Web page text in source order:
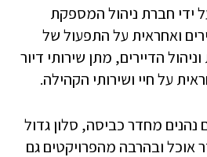
ידי חברת ניהול המספקת
ואחראית על התפעול של
הדיירים, מתן שירותי דיור
על חיי ושירותי הקהילה.
נהנים מחדר כביסה, סלון גדול
אוכל ובהרבה מהפרויקטים גם